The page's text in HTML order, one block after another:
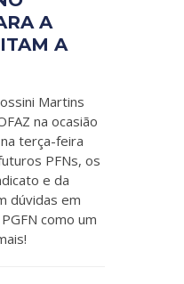
A
A
Martins
na ocasião
terça-feira
PFNs, os
e da
dúvidas em
como um